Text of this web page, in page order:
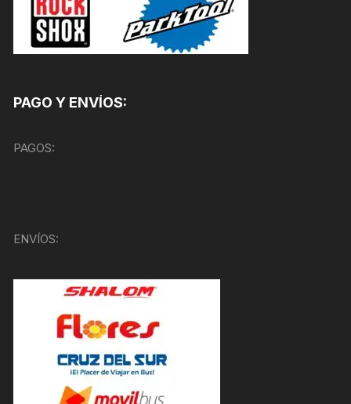
PAGO Y ENVÍOS:
PAGOS:
ENVÍOS: